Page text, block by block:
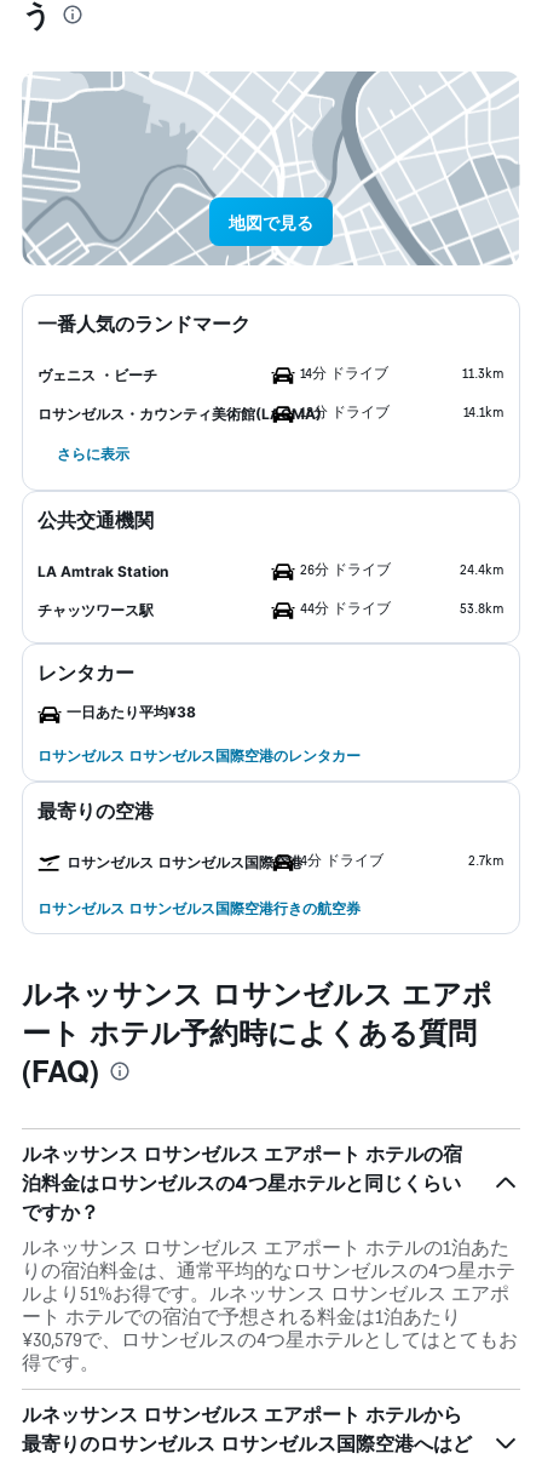
う
地図で見る
一番人気のランドマーク
ヴェニス ・ビーチ 14分 ドライブ 11.3km
ロサンゼルス・カウンティ美術館(LACMA)18分 ドライブ 14.1km
さらに表示
公共交通機関
LA Amtrak Station 26分 ドライブ 24.4km
チャッツワース駅 44分 ドライブ 53.8km
レンタカー
一日あたり平均¥38
ロサンゼルス ロサンゼルス国際空港のレンタカー
最寄りの空港
ロサンゼルス ロサンゼルス国際空港4分 ドライブ 2.7km
ロサンゼルス ロサンゼルス国際空港行きの航空券
ルネッサンス ロサンゼルス エアポ
ート ホテル予約時によくある質問
(FAQ)
ルネッサンス ロサンゼルス エアポート ホテルの宿
泊料金はロサンゼルスの4つ星ホテルと同じくらい
ですか？
ルネッサンス ロサンゼルス エアポート ホテルの1泊あた
りの宿泊料金は、通常平均的なロサンゼルスの4つ星ホテ
ルより51%お得です。ルネッサンス ロサンゼルス エアポ
ート ホテルでの宿泊で予想される料金は1泊あたり
¥30,579で、ロサンゼルスの4つ星ホテルとしてはとてもお
得です。
ルネッサンス ロサンゼルス エアポート ホテルから
最寄りのロサンゼルス ロサンゼルス国際空港へはど